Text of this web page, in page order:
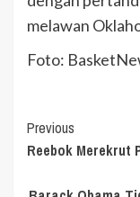
melawan
Foto:
Continue
Reading
Previous
Reebok Merekrut